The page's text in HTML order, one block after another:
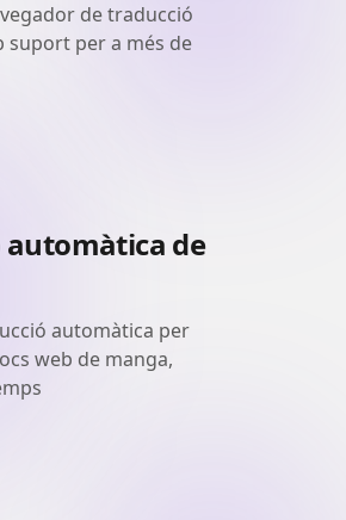
de traducció
suport per a més de
automàtica de
automàtica per
web de manga,